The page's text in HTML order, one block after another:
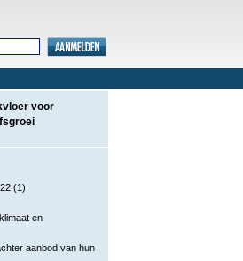
voor
(1)
en
aanbod van hun